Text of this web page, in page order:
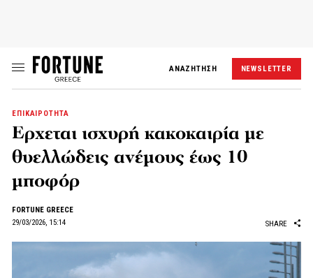
ΑΝΑΖΗΤΗΣΗ NEWSLETTER
ΕΠΙΚΑΙΡΟΤΗΤΑ
Ερχεται ισχυρή κακοκαιρία με
θυελλώδεις ανέμους έως 10
μποφόρ
FORTUNE GREECE
29/03/2026, 15:14
SHARE